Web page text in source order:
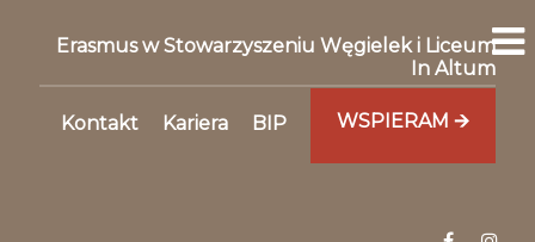
Erasmus w Stowarzyszeniu Węgielek i Liceum
In Altum
Kontakt Kariera BIP WSPIERAM 🡪